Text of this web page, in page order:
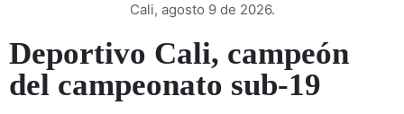
Cali, agosto 9 de 2026.
Deportivo Cali, campeón
del campeonato sub-19